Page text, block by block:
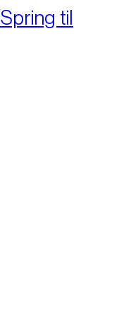
Spring til